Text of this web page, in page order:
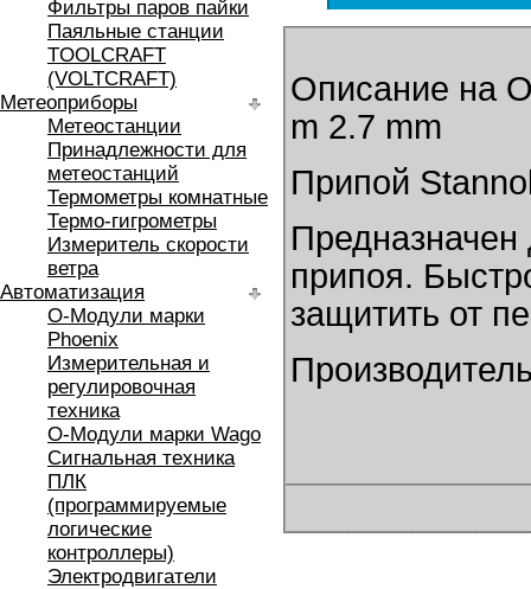
Фильтры паров пайки
Паяльные станции
TOOLCRAFT
(VOLTCRAFT)
Метеоприборы
Метеостанции
Принадлежности для
метеостанций
Термометры комнатные
Термо-гигрометры
Измеритель скорости
ветра
Автоматизация
O-Модули марки
Phoenix
Измерительная и
регулировочная
техника
O-Модули марки Wago
Сигнальная техника
ПЛК
(программируемые
логические
контроллеры)
Электродвигатели
Описание на
m 2.7 mm
Припой
Предназначен
припоя.
защитить от